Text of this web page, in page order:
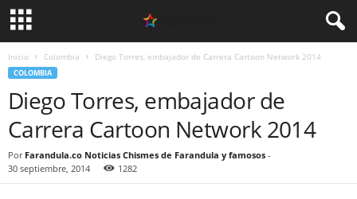
Inicio Colombia Diego Torres, embajador de Carrera Cartoon Network 2014
COLOMBIA
Diego Torres, embajador de
Carrera Cartoon Network 2014
Por Farandula.co Noticias Chismes de Farandula y famosos -
30 septiembre, 2014
1282